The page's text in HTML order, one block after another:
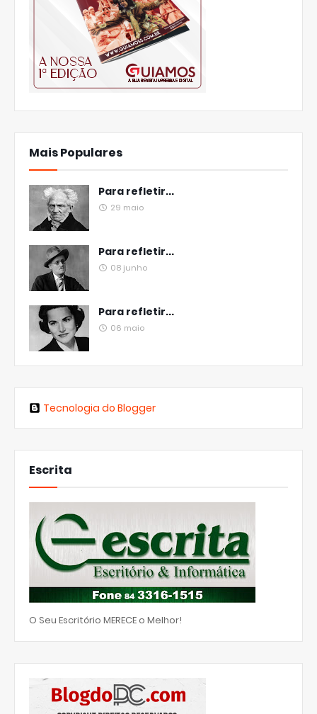
Mais Populares
Para refletir...
29 maio
Para refletir...
08 junho
Para refletir...
06 maio
Tecnologia do Blogger
Escrita
O Seu Escritório MERECE o Melhor!